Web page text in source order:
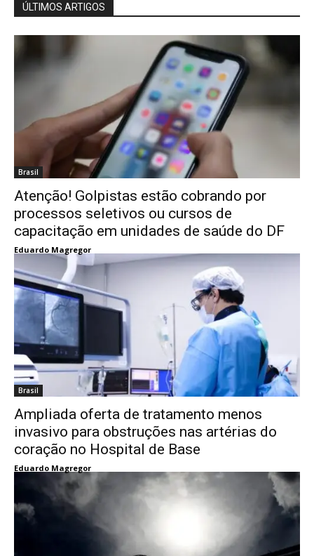
ÚLTIMOS ARTIGOS
Brasil
Atenção! Golpistas estão cobrando por
processos seletivos ou cursos de
capacitação em unidades de saúde do DF
Eduardo Magregor
Brasil
Ampliada oferta de tratamento menos
invasivo para obstruções nas artérias do
coração no Hospital de Base
Eduardo Magregor